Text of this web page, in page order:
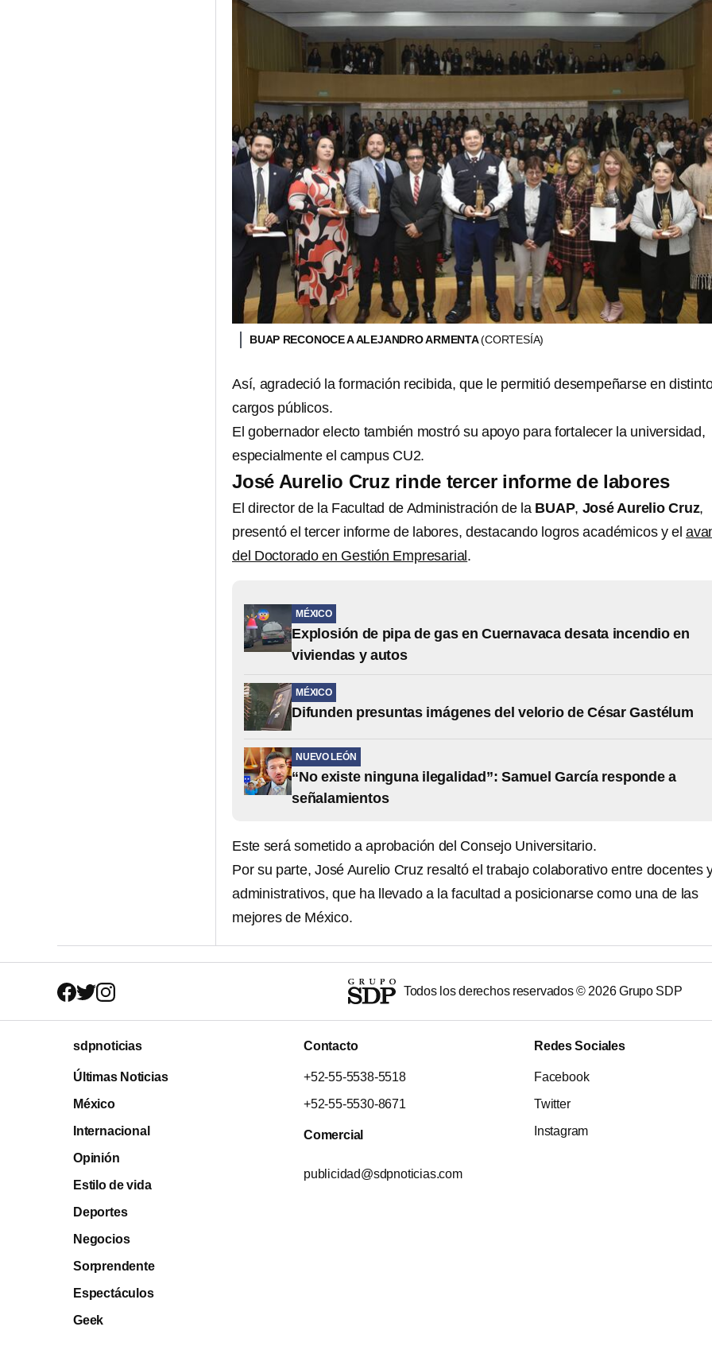
BUAP RECONOCE A ALEJANDRO ARMENTA(CORTESÍA)
Así, agradeció la formación recibida, que le permitió desempeñarse en
cargos públicos.
El gobernador electo también mostró su apoyo para fortalecer la universidad,
especialmente el campus CU2.
José Aurelio Cruz rinde tercer informe de labores
El director de la Facultad de Administración de la BUAP, José Aurelio Cruz,
presentó el tercer informe de labores, destacando logros académicos y el
del Doctorado en Gestión Empresarial .
MÉXICO
Explosión de pipa de gas en Cuernavaca desata incendio en
viviendas y autos
MÉXICO
Difunden presuntas imágenes del velorio de César Gastélum
NUEVO LEÓN
“No existe ninguna ilegalidad”: Samuel García responde a
señalamientos
Este será sometido a aprobación del Consejo Universitario.
Por su parte, José Aurelio Cruz resaltó el trabajo colaborativo entre docentes
administrativos, que ha llevado a la facultad a posicionarse como una de las
mejores de México.
Todos los derechos reservados © 2026Grupo SDP
sdpnoticias
Últimas Noticias
México
Internacional
Opinión
Estilo de vida
Deportes
Negocios
Sorprendente
Espectáculos
Geek
Contacto
+52-55-5538-5518
+52-55-5530-8671
Comercial
publicidad@sdpnoticias.com
Redes Sociales
Facebook
Twitter
Instagram